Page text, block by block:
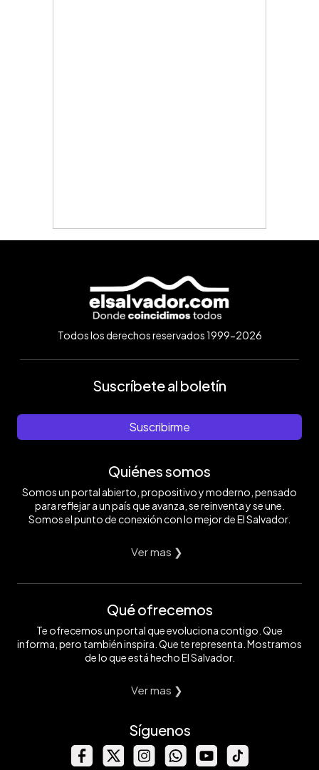
Todos los derechos reservados 1999-2026
Suscríbete al boletín
Suscribirme
Quiénes somos
Somos un portal abierto, propositivo y moderno, pensado
para reflejar a un país que avanza, se reinventa y se une.
Somos el punto de conexión con lo mejor de El Salvador.
Ver mas ❯
Qué ofrecemos
Te ofrecemos un portal que evoluciona contigo. Que
informa, pero también inspira. Que te representa. Mostramos
de lo que está hecho El Salvador.
Ver mas ❯
Síguenos